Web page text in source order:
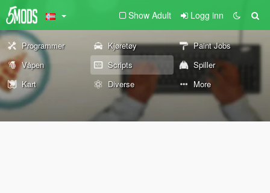
Show Adult Logg inn
Programmer Kjøretøy
Paint Jobs
Våpen
Scripts
Spiller
Kart
Diverse More